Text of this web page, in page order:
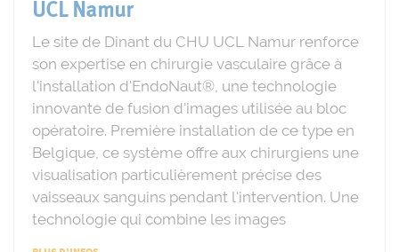
UCL Namur
Le site de Dinant du CHU UCL Namur renforce
son expertise en chirurgie vasculaire grâce à
l'installation d'EndoNaut®, une technologie
innovante de fusion d'images utilisée au bloc
opératoire. Première installation de ce type en
Belgique, ce système offre aux chirurgiens une
visualisation particulièrement précise des
vaisseaux sanguins pendant l'intervention. Une
technologie qui combine les images